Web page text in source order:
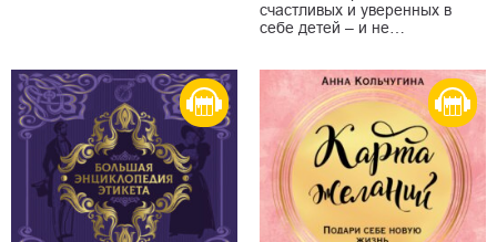
счастливых и уверенных в
себе детей – и не…